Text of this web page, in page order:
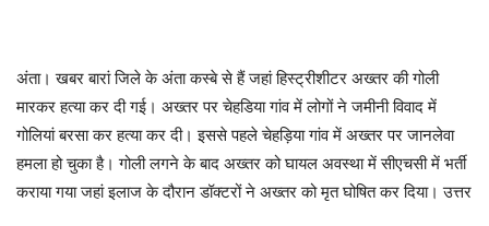
अंता। खबर बारां जिले के अंता कस्बे से हैं जहां हिस्ट्रीशीटर अख्तर की गोली
मारकर हत्या कर दी गई। अख्तर पर चेहडिया गांव में लोगों ने जमीनी विवाद में
गोलियां बरसा कर हत्या कर दी। इससे पहले चेहड़िया गांव में अख्तर पर जानलेवा
हमला हो चुका है। गोली लगने के बाद अख्तर को घायल अवस्था में सीएचसी में भर्ती
कराया गया जहां इलाज के दौरान डॉक्टरों ने अख्तर को मृत घोषित कर दिया। उत्तर